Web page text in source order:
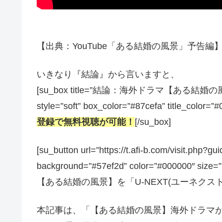
【出典：YouTube「ある結婚の風景」予告編
いきなり『結論』から言いますと、
[su_box title=”結論：海外ドラマ【ある結婚
style=”soft” box_color=”#87cefa”
登録で無料視聴が可能！ [/su_box]
[su_button url=”https://t.afi-b.com/
background=”#57ef2d” color=”#000000″
【ある結婚の風景】を「U-NEXT(ユーネク
本記事は、「【ある結婚の風景】海外ドラマ